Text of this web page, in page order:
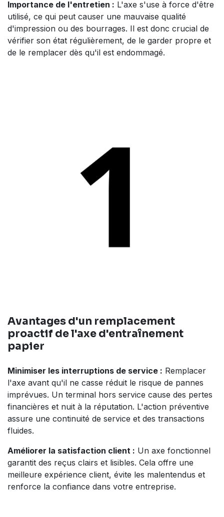
Importance de l'entretien : L'axe s'use à force d'être
utilisé, ce qui peut causer une mauvaise qualité
d'impression ou des bourrages. Il est donc crucial de
vérifier son état régulièrement, de le garder propre et
de le remplacer dès qu'il est endommagé.
Avantages d'un remplacement
proactif de l'axe d'entraînement
papier
Minimiser les interruptions de service : Remplacer
l'axe avant qu'il ne casse réduit le risque de pannes
imprévues. Un terminal hors service cause des pertes
financières et nuit à la réputation. L'action préventive
assure une continuité de service et des transactions
fluides.
Améliorer la satisfaction client : Un axe fonctionnel
garantit des reçus clairs et lisibles. Cela offre une
meilleure expérience client, évite les malentendus et
renforce la confiance dans votre entreprise.